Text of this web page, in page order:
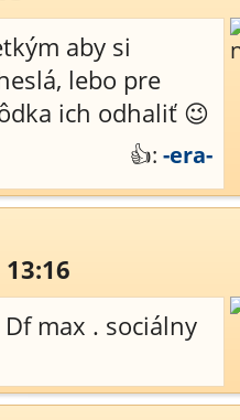
aby si
lebo pre
ich odhaliť 😉
👍: -era-
max . sociálny